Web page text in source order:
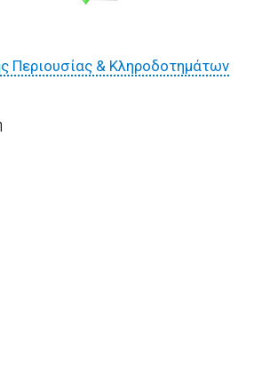
Περιουσίας & Κληροδοτημάτων